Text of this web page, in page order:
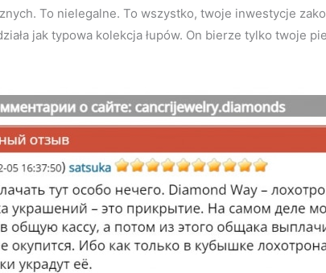
To nielegalne. To wszystko, twoje inwestycje
jak typowa kolekcja łupów. On bierze tylko twoje